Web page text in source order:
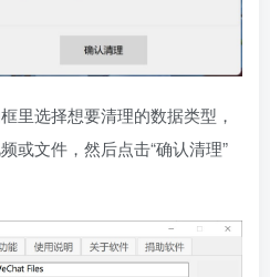
里选择想要清理的数据类型，
或文件，然后点击“确认清理”